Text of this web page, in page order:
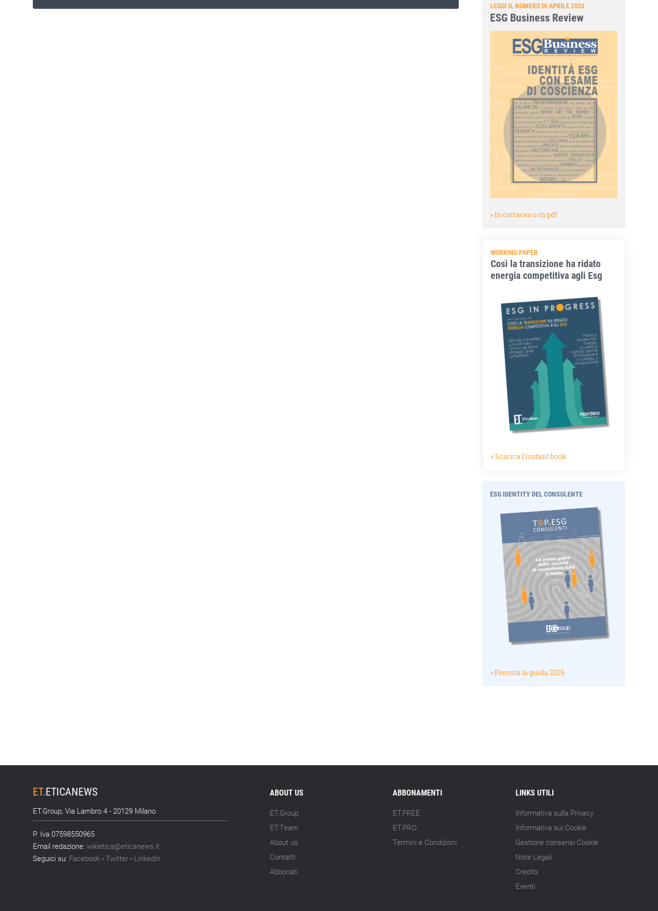
LEGGI IL NUMERO DI APRILE 2026
ESG Business Review
» In cartaceo o in pdf
WORKING PAPER
Così la transizione ha ridato
energia competitiva agli Esg
» Scarica l'instant book
ESG IDENTITY DEL CONSULENTE
» Prenota la guida 2026
ET.ETICANEWS
ET.Group, Via Lambro 4 - 20129 Milano
P. Iva 07598550965
Email redazione:wikietica@eticanews.it
Seguici su: Facebook -Twitter - Linkedin
ABOUT US
ET.Group
ET.Team
About us
Contatti
Abbonati
ABBONAMENTI
ET.FREE
ET.PRO
Termini e Condizioni
LINKS UTILI
Informativa sulla Privacy
Informativa sui Cookie
Gestione consensi Cookie
Note Legali
Credits
Eventi